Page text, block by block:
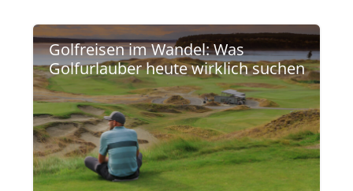
Golfreisen im Wandel: Was
Golfurlauber heute wirklich suchen